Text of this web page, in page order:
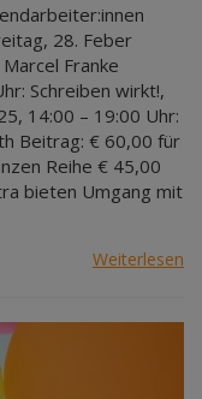
28. Feber
Franke
Schreiben wirkt!,
14:00 – 19:00 Uhr:
Beitrag: € 60,00 für
Reihe € 45,00
bieten Umgang mit
Weiterlesen